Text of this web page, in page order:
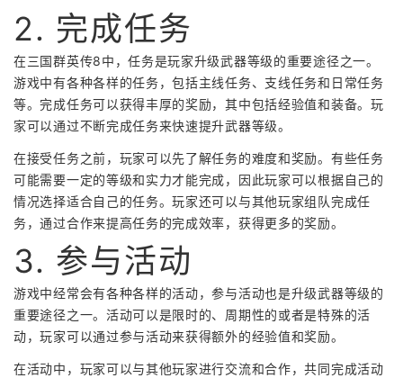
2. 完成任务
在三国群英传8中，任务是玩家升级武器等级的重要途径之一。
游戏中有各种各样的任务，包括主线任务、支线任务和日常任务
等。完成任务可以获得丰厚的奖励，其中包括经验值和装备。玩
家可以通过不断完成任务来快速提升武器等级。
在接受任务之前，玩家可以先了解任务的难度和奖励。有些任务
可能需要一定的等级和实力才能完成，因此玩家可以根据自己的
情况选择适合自己的任务。玩家还可以与其他玩家组队完成任
务，通过合作来提高任务的完成效率，获得更多的奖励。
3. 参与活动
游戏中经常会有各种各样的活动，参与活动也是升级武器等级的
重要途径之一。活动可以是限时的、周期性的或者是特殊的活
动，玩家可以通过参与活动来获得额外的经验值和奖励。
在活动中，玩家可以与其他玩家进行交流和合作，共同完成活动